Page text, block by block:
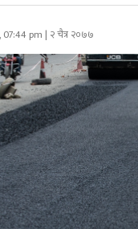
pm | २ चैत्र २०७७